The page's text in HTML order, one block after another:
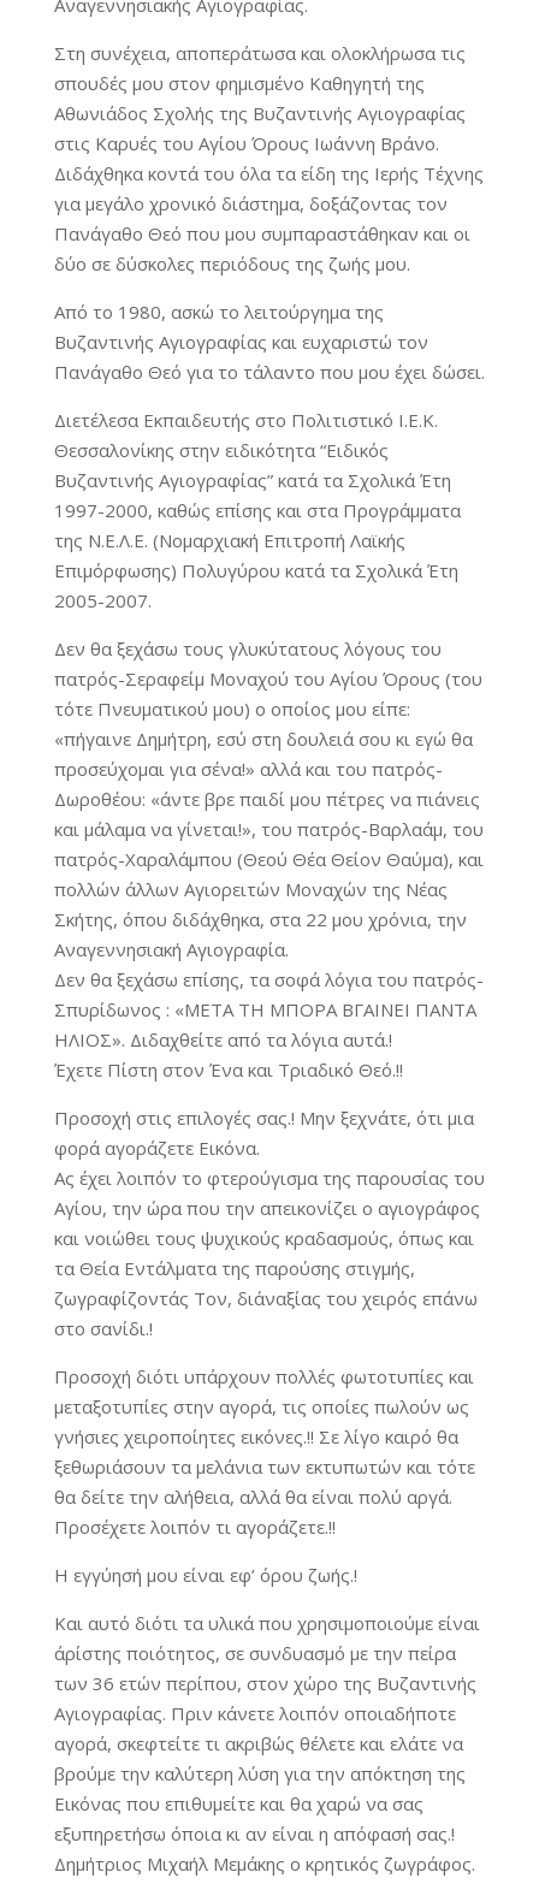
Στη συνέχεια, αποπεράτωσα και ολοκλήρωσα τις
σπουδές μου στον φημισμένο Καθηγητή της
Αθωνιάδος Σχολής της Βυζαντινής Αγιογραφίας
στις Καρυές του Αγίου Όρους Ιωάννη Βράνο.
Διδάχθηκα κοντά του όλα τα είδη της Ιερής Τέχνης
για μεγάλο χρονικό διάστημα, δοξάζοντας τον
Πανάγαθο Θεό που μου συμπαραστάθηκαν και οι
δύο σε δύσκολες περιόδους της ζωής μου.
Από το 1980, ασκώ το λειτούργημα της
Βυζαντινής Αγιογραφίας και ευχαριστώ τον
Πανάγαθο Θεό για το τάλαντο που μου έχει δώσει.
Διετέλεσα Εκπαιδευτής στο Πολιτιστικό Ι.Ε.Κ.
Θεσσαλονίκης στην ειδικότητα “Ειδικός
Βυζαντινής Αγιογραφίας” κατά τα Σχολικά Έτη
1997-2000, καθώς επίσης και στα Προγράμματα
της Ν.Ε.Λ.Ε. (Νομαρχιακή Επιτροπή Λαϊκής
Επιμόρφωσης) Πολυγύρου κατά τα Σχολικά Έτη
2005-2007.
Δεν θα ξεχάσω τους γλυκύτατους λόγους του
πατρός-Σεραφείμ Μοναχού του Αγίου Όρους (του
τότε Πνευματικού μου) ο οποίος μου είπε:
«πήγαινε Δημήτρη, εσύ στη δουλειά σου κι εγώ θα
προσεύχομαι για σένα!» αλλά και του πατρός-
Δωροθέου: «άντε βρε παιδί μου πέτρες να πιάνεις
και μάλαμα να γίνεται!», του πατρός-Βαρλαάμ, του
πατρός-Χαραλάμπου (Θεού Θέα Θείον Θαύμα), και
πολλών άλλων Αγιορειτών Μοναχών της Νέας
Σκήτης, όπου διδάχθηκα, στα 22 μου χρόνια, την
Αναγεννησιακή Αγιογραφία.
Δεν θα ξεχάσω επίσης, τα σοφά λόγια του πατρός-
Σπυρίδωνος : «ΜΕΤΑ ΤΗ ΜΠΟΡΑ ΒΓΑΙΝΕΙ ΠΑΝΤΑ
ΗΛΙΟΣ». Διδαχθείτε από τα λόγια αυτά.!
Έχετε Πίστη στον Ένα και Τριαδικό Θεό.!!
Προσοχή στις επιλογές σας.! Μην ξεχνάτε, ότι μια
φορά αγοράζετε Εικόνα.
Ας έχει λοιπόν το φτερούγισμα της παρουσίας του
Αγίου, την ώρα που την απεικονίζει ο αγιογράφος
και νοιώθει τους ψυχικούς κραδασμούς, όπως και
τα Θεία Εντάλματα της παρούσης στιγμής,
ζωγραφίζοντάς Τον, δι΄αναξίας του χειρός επάνω
στο σανίδι.!
Προσοχή διότι υπάρχουν πολλές φωτοτυπίες και
μεταξοτυπίες στην αγορά, τις οποίες πωλούν ως
γνήσιες χειροποίητες εικόνες.!! Σε λίγο καιρό θα
ξεθωριάσουν τα μελάνια των εκτυπωτών και τότε
θα δείτε την αλήθεια, αλλά θα είναι πολύ αργά.
Προσέχετε λοιπόν τι αγοράζετε.!!
Η εγγύησή μου είναι εφ’ όρου ζωής.!
Και αυτό διότι τα υλικά που χρησιμοποιούμε είναι
άρίστης ποιότητος, σε συνδυασμό με την πείρα
των 36 ετών περίπου, στον χώρο της Βυζαντινής
Αγιογραφίας. Πριν κάνετε λοιπόν οποιαδήποτε
αγορά, σκεφτείτε τι ακριβώς θέλετε και ελάτε να
βρούμε την καλύτερη λύση για την απόκτηση της
Εικόνας που επιθυμείτε και θα χαρώ να σας
εξυπηρετήσω όποια κι αν είναι η απόφασή σας.!
Δημήτριος Μιχαήλ Μεμάκης ο κρητικός ζωγράφος.